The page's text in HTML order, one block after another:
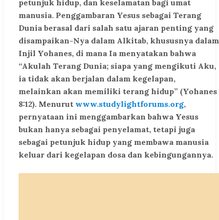
petunjuk hidup, dan keselamatan bagi umat
manusia. Penggambaran Yesus sebagai Terang
Dunia berasal dari salah satu ajaran penting yang
disampaikan-Nya dalam Alkitab, khususnya dalam
Injil Yohanes, di mana Ia menyatakan bahwa
“Akulah Terang Dunia; siapa yang mengikuti Aku,
ia tidak akan berjalan dalam kegelapan,
melainkan akan memiliki terang hidup” (Yohanes
8:12). Menurut www.studylightforums.org,
pernyataan ini menggambarkan bahwa Yesus
bukan hanya sebagai penyelamat, tetapi juga
sebagai petunjuk hidup yang membawa manusia
keluar dari kegelapan dosa dan kebingungannya.